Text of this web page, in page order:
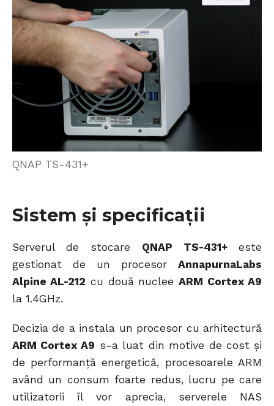
QNAP TS-431+
Sistem și specificații
Serverul de stocare QNAP TS-431+este
gestionat de un procesorAnnapurnaLabs
Alpine AL-212 cu două nucleeARM Cortex A9
la 1.4GHz.
Decizia de a instala un procesor cu arhitectură
ARM Cortex A9 s-a luat din motive de cost și
de performanță energetică, procesoarele ARM
având un consum foarte redus, lucru pe care
utilizatorii îl vor aprecia, serverele NAS